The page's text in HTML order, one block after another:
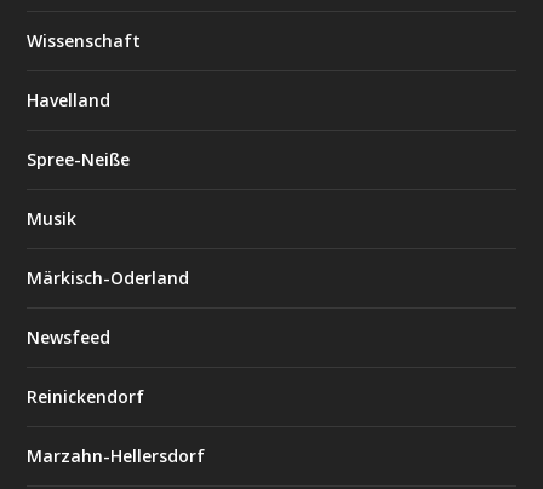
Wissenschaft
Havelland
Spree-Neiße
Musik
Märkisch-Oderland
Newsfeed
Reinickendorf
Marzahn-Hellersdorf